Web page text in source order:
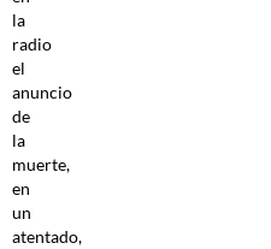
la
radio
el
anuncio
de
la
muerte,
en
un
atentado,